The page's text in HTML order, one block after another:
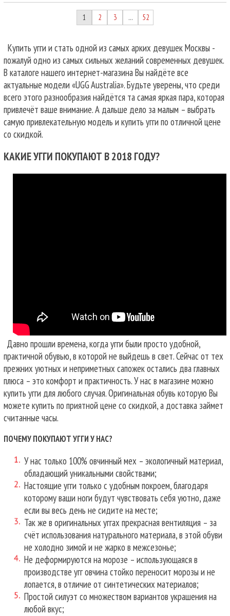
1 2 3 … 52
Купить угги и стать одной из самых арких девушек Москвы -
пожалуй одно из самых сильных желаний современных девушек.
В каталоге нашего интернет-магазина Вы найдёте все
актуальные модели «UGG Australia». Будьте уверены, что среди
всего этого разнообразия найдётся та самая яркая пара, которая
привлечёт ваше внимание. А дальше дело за малым – выбрать
самую привлекательную модель и купить угги по отличной цене
со скидкой.
КАКИЕ УГГИ ПОКУПАЮТ В 2018 ГОДУ?
Давно прошли времена, когда угги были просто удобной,
практичной обувью, в которой не выйдешь в свет. Сейчас от тех
прежних уютных и неприметных сапожек остались два главных
плюса – это комфорт и практичность. У нас в магазине можно
купить угги для любого случая.Оригинальная обувь которую Вы
можете купить по приятной цене со скидкой, а доставка займет
считанные часы.
ПОЧЕМУ ПОКУПАЮТ УГГИ У НАС?
У нас только 100% овчинный мех – экологичный материал,
обладающий уникальными свойствами;
Настоящие угги только с удобным покроем, благодаря
которому ваши ноги будут чувствовать себя уютно, даже
если вы весь день не сидите на месте;
Так же в оригинальных уггах прекрасная вентиляция – за
счёт использования натурального материала, в этой обуви
не холодно зимой и не жарко в межсезонье;
Не деформируются на морозе – использующаяся в
производстве угг овчина стойко переносит морозы и не
лопается, в отличие от синтетических материалов;
Простой силуэт со множеством вариантов украшения на
любой вкус;